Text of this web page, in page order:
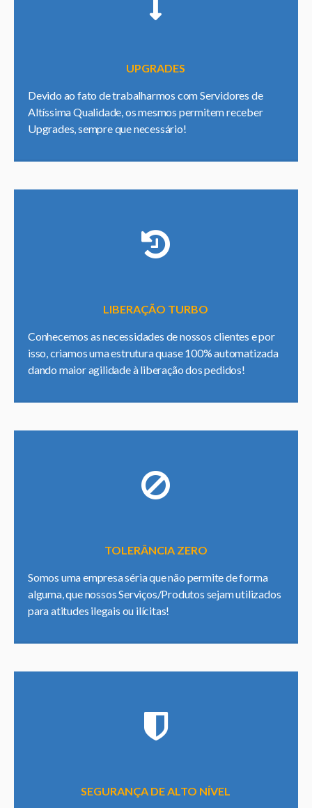
UPGRADES
Devido ao fato de trabalharmos com Servidores de
Altíssima Qualidade, os mesmos permitem receber
Upgrades, sempre que necessário!
LIBERAÇÃO TURBO
Conhecemos as necessidades de nossos clientes e por
isso, criamos uma estrutura quase 100% automatizada
dando maior agilidade à liberação dos pedidos!
TOLERÂNCIA ZERO
Somos uma empresa séria que não permite de forma
alguma, que nossos Serviços/Produtos sejam utilizados
para atitudes ilegais ou ilícitas!
SEGURANÇA DE ALTO NÍVEL